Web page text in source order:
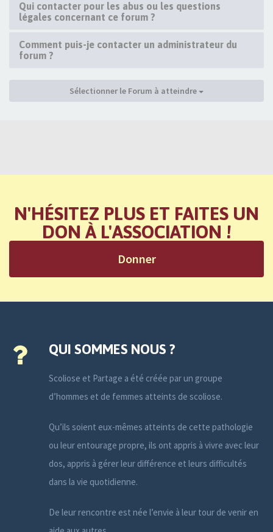
Qui contacter pour les abus ou les questions
légales concernant ce forum ?
Comment puis-je contacter un administrateur du
forum ?
Sélectionner le Forum à atteindre
N'HÉSITEZ PLUS ET FAITES UN
DON À L'ASSOCIATION !
Donner
QUI SOMMES NOUS ?
Scoliose et Partage a été créée par un groupe
d’hommes et de femmes atteints de scoliose.
Qu’ils soient eux-mêmes atteints de cette pathologie
ou leur entourage propre, ils ont appris à vivre avec leur
dos, appris à gérer leur différence et leurs difficultés
dans la vie quotidienne.
De leur rencontre est née l’envie à leur tour de venir en